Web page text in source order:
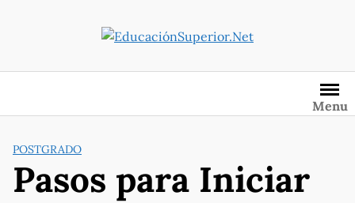
Menu
POSTGRADO
Pasos para Iniciar